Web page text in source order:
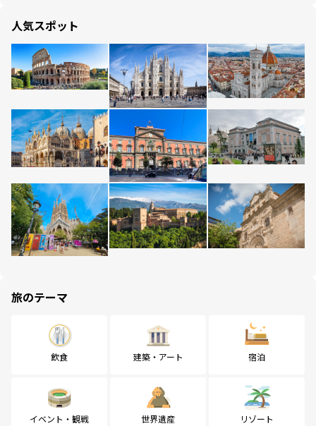
人気スポット
旅のテーマ
飲食 建築・アート 宿泊
イベント・観戦 世界遺産 リゾート